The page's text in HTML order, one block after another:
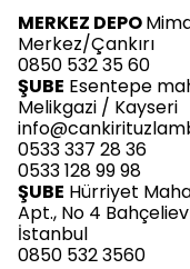
MERKEZ DEPO
Merkez/Çankırı
0850 532 35 60
ŞUBE Esentepe
Melikgazi / Kayseri
0533 337 28 36
0533 128 99 98
ŞUBE Hürriyet
Apt., No 4
İstanbul
0850 532 3560